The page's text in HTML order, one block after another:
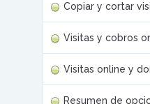
Copiar y cortar
Visitas y cobros
Visitas online y
Resumen de